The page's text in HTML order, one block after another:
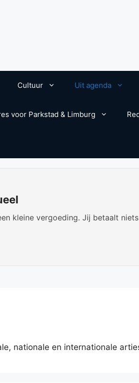
Cultuur Uit agenda
voor Parkstad & Limburg
kleine vergoeding. Jij betaalt
nationale en internationale